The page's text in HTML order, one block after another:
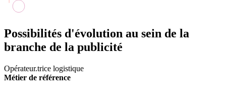
Possibilités d'évolution au sein de la
branche de la publicité
Opérateur.trice logistique
Métier de référence